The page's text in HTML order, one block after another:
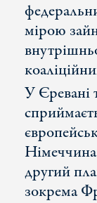
мірою
У Єревані
другий
зокрема